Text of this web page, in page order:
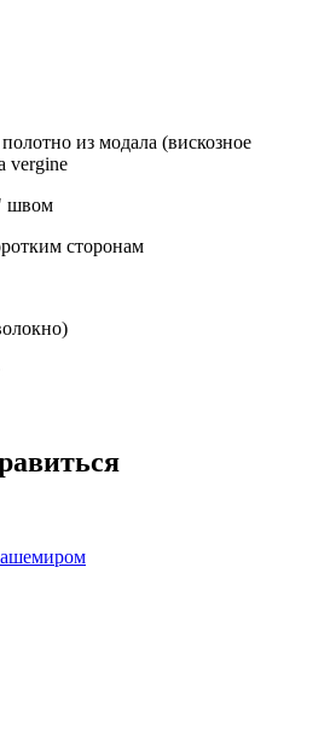
из модала (вискозное
vergine
швом
сторонам